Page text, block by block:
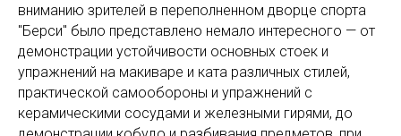
вниманию зрителей в переполненном дворце спорта
"Берси" было представлено немало интересного — от
демонстрации устойчивости основных стоек и
упражнений на макиваре и ката различных стилей,
практической самообороны и упражнений с
керамическими сосудами и железными гирями, до